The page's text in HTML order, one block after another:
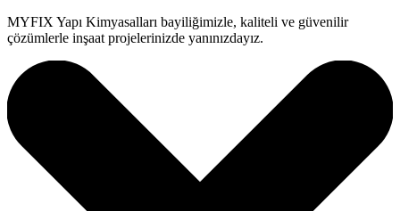
MYFIX Yapı Kimyasalları bayiliğimizle, kaliteli ve güvenilir
çözümlerle inşaat projelerinizde yanınızdayız.